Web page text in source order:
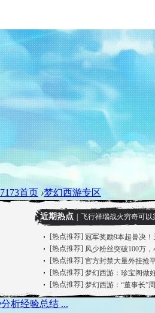
首页 ›梦幻西游专区
析经验总结 ...